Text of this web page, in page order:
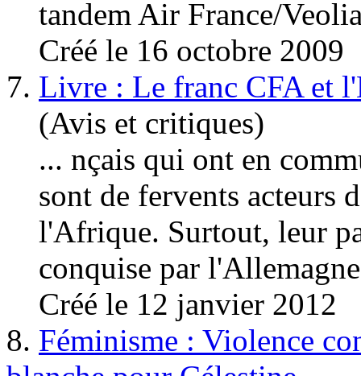
tandem Air France/
Créé le 16 octobre 2009
7. Livre : Le franc CFA et
(Avis et critiques)
... nçais qui ont en
sont de fervents acteurs
l'Afrique. Surtout, leur
conquise par l'Allema
Créé le 12 janvier 2012
8. Féminisme : Violence